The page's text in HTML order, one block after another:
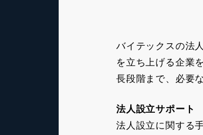
バイテックスの法
を立ち上げる企業
長段階まで、必要
法人設立サポート
法人設立に関する